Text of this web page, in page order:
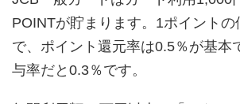
POINTが貯まります。1ポイント
で、ポイント還元率は0.5％が基本
与率だと0.3％です。